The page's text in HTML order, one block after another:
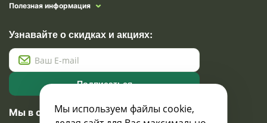
Полезная информация
Узнавайте о скидках и акциях:
Подписаться
Мы в социальных сетях
Мы используем файлы cookie,